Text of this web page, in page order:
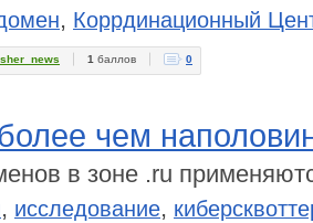
, Коррдинационный
1 баллов 0
чем
в зоне .ru
, исследование,